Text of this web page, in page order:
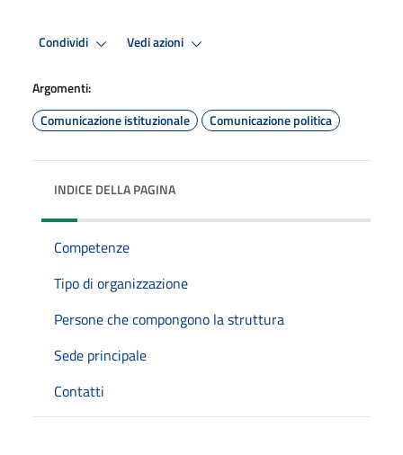
Condividi Vedi azioni
Argomenti:
Comunicazione istituzionale
Comunicazione politica
INDICE DELLA PAGINA
Competenze
Tipo di organizzazione
Persone che compongono la struttura
Sede principale
Contatti